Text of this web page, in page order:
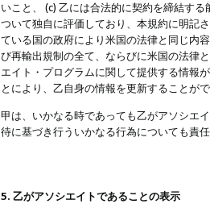
いこと、 (c) 乙には合法的に契約を締結す
ついて独自に評価しており、本規約に明記
ている国の政府により米国の法律と同じ内
び再輸出規制の全て、ならびに米国の法律
エイト・プログラムに関して提供する情報
とにより、乙自身の情報を更新することがで
甲は、いかなる時であっても乙がアソシエ
待に基づき行ういかなる行為についても責任
5. 乙がアソシエイトであることの表示